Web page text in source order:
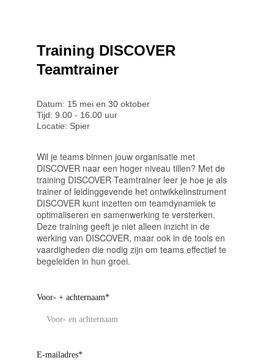
Training DISCOVER
Teamtrainer
Datum: 15 mei en 30 oktober
Tijd: 9.00 - 16.00 uur
Locatie: Spier
Wil je teams binnen jouw organisatie met
DISCOVER naar een hoger niveau tillen? Met de
training DISCOVER Teamtrainer leer je hoe je als
trainer of leidinggevende het ontwikkelinstrument
DISCOVER kunt inzetten om teamdynamiek te
optimaliseren en samenwerking te versterken.
Deze training geeft je niet alleen inzicht in de
werking van DISCOVER, maar ook in de tools en
vaardigheden die nodig zijn om teams effectief te
begeleiden in hun groei.
Voor- + achternaam*
E-mailadres*